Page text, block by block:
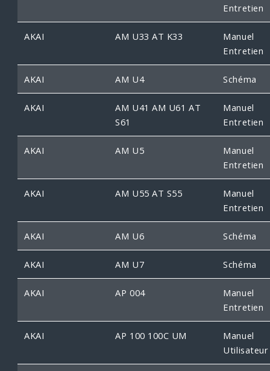
Entretien
AKAI AM U33 AT K33
Manuel
Entretien
AKAI AM U4 Schéma
AKAI
AM U41 AM U61 AT
S61
Manuel
Entretien
AKAI AM U5
Manuel
Entretien
AKAI AM U55 AT S55
Manuel
Entretien
AKAI AM U6 Schéma
AKAI AM U7 Schéma
AKAI AP 004
Manuel
Entretien
AKAI AP 100 100C UM
Manuel
Utilisateur